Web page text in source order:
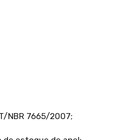
NBR 7665/2007;